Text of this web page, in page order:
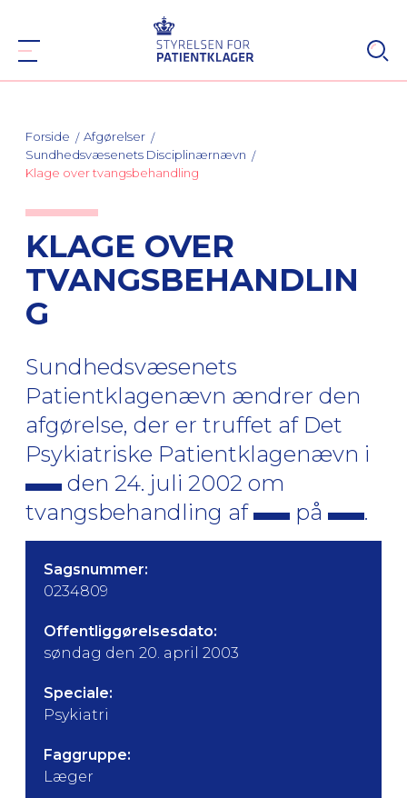
Forside
Afgørelser
Sundhedsvæsenets Disciplinærnævn
Klage over tvangsbehandling
KLAGE OVER
TVANGSBEHANDLIN
G
Sundhedsvæsenets
Patientklagenævn ændrer den
afgørelse, der er truffet af Det
Psykiatriske Patientklagenævn i
den 24. juli 2002 om
tvangsbehandling af
på .
Sagsnummer:
0234809
Offentliggørelsesdato:
søndag den 20. april 2003
Speciale:
Psykiatri
Faggruppe:
Læger